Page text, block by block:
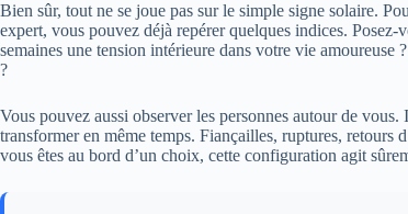
Bien sûr, tout ne se joue pas sur le simple signe solaire.
expert, vous pouvez déjà repérer quelques indices.
semaines une tension intérieure dans votre vie
?
Vous pouvez aussi observer les personnes autour de
transformer en même temps. Fiançailles, ruptures, retours
vous êtes au bord d’un choix, cette configuration agit